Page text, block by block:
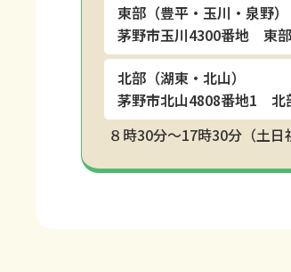
東部（豊平・玉川・泉野）
茅野市玉川4300番地 東
北部（湖東・北山）
茅野市北山4808番地1 北
８時30分～17時30分（土日